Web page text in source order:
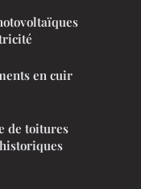
en cuir
de toitures